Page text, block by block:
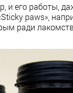
и его работы,
paws»,
ради